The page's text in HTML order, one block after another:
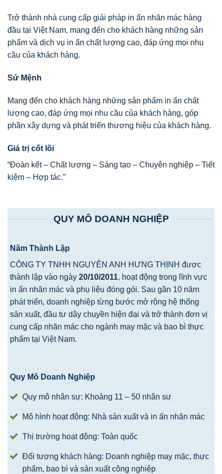
Trở thành nhà cung cấp giải pháp in ấn nhãn mác hàng
đầu tại Việt Nam, mang đến cho khách hàng những sản
phẩm và dịch vụ in ấn chất lượng cao, đáp ứng mọi nhu
cầu của khách hàng.
Sứ Mệnh
Mang đến cho khách hàng những sản phẩm in ấn chất
lượng cao, đáp ứng mọi nhu cầu của khách hàng, góp
phần xây dựng và phát triển thương hiệu của khách hàng.
Giá trị cốt lõi
“Đoàn kết – Chất lượng – Sáng tạo – Chuyên nghiệp – Tiết
kiệm – Hợp tác.”
QUY MÔ DOANH NGHIỆP
Năm Thành Lập
CÔNG TY TNHH NGUYÊN ANH HƯNG THỊNH được
thành lập vào ngày 20/10/2011, hoạt động trong lĩnh vực
in ấn nhãn mác và phụ liệu đóng gói. Sau gần 10 năm
phát triển, doanh nghiệp từng bước mở rộng hệ thống
sản xuất, đầu tư dây chuyền hiện đại và trở thành đơn vị
cung cấp nhãn mác cho ngành may mặc và bao bì thực
phẩm tại Việt Nam.
Quy Mô Doanh Nghiệp
Quy mô nhân sự: Khoảng 11 – 50 nhân sự
Mô hình hoạt động: Nhà sản xuất và in ấn nhãn mác
Thị trường hoạt động: Toàn quốc
Đối tượng khách hàng: Doanh nghiệp may mặc, thực
phẩm, bao bì và sản xuất công nghiệp